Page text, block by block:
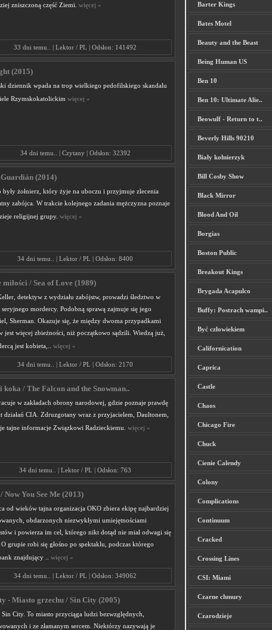
zniszczoną część Ziemi. więcej »
33 dni temu.. | Lektor / PL | Odsłon: 141492
(2015)
dziennik wpada na trop wielkiego pedofilskiego skandalu
Rzymskokatolickim więcej »
34 dni temu.. | Czytany | Odsłon: 32392
(2014)
były żołnierz, który żyje na uboczu i przyjmuje zlecenia
zabójca. W trakcie kolejnego zadania mężczyzna poznaje
religijnej grupy. więcej »
34 dni temu.. | Lektor / PL | Odsłon: 8400
miłości / Sea of Love (1989)
detektyw z wydziału zabójstw, prowadzi śledztwo w
seryjnego mordercy. Podobną sprawą zajmuje się jego
Sherman. Okazuje się, że między dwoma przypadkami
jest więcej zbieżności, niż początkowo sądzili. Wiedzą już,
jest kobieta,.. więcej »
34 dni temu.. | Lektor / PL | Odsłon: 2170
i koka / The Falcon and the Snowman..
w zakładach obrony narodowej, gdzie poznaje prawdę
działań CIA. Zdruzgotany wraz z przyjacielem, Daultonem,
tajne informacje Związkowi Radzieckiemu. więcej »
34 dni temu.. | Lektor / PL | Odsłon: 763
Now You See Me (2013)
od wieków tajna organizacja OKO zbiera ekipę najbardziej
obdarzonych niezwykłymi umiejętnościami
i powierza im cel, którego nikt dotąd nie miał odwagi się
grupie robi się głośno po spektaklu, podczas którego
znajdujący .. więcej »
34 dni temu.. | Lektor / PL | Odsłon: 349062
- Miasto grzechu / Sin City (2005)
City. To miasto przyciąga ludzi bezwzględnych,
i ze złamanym sercem. Niektórzy nazywają je
Barter Kings
Bates Motel
Beauty and the Beast
Being Human US
Ben 10
Ben 10: Ultimate Alie..
Beowulf - Return to t..
Beverly Hills 90210
Biały kołnierzyk
Bill Cosby Show
Black Mirror
Blood And Oil
Borgias
Boston Public
Breakout Kings
Brygada Acapulco
Buffy: Postrach wampi..
Być człowiekiem
Californication
Caprica
Castle
Chaos
Chicago Fire
Chuck
Cienie Calendy
Colony
Complications
Continuum
Cracked
Crossing Lines
CSI: Miami
Czarne chmury
Czarodzieje